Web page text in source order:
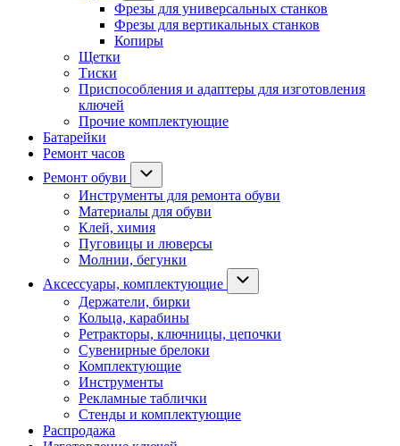
Фрезы для универсальных станков
Фрезы для вертикальных станков
Копиры
Щетки
Тиски
Приспособления и адаптеры для изготовления
ключей
Прочие комплектующие
Батарейки
Ремонт часов
Ремонт обуви
Инструменты для ремонта обуви
Материалы для обуви
Клей, химия
Пуговицы и люверсы
Молнии, бегунки
Аксессуары, комплектующие
Держатели, бирки
Кольца, карабины
Ретракторы, ключницы, цепочки
Сувенирные брелоки
Комплектующие
Инструменты
Рекламные таблички
Стенды и комплектующие
Распродажа